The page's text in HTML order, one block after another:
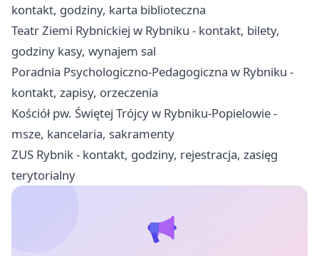
kontakt, godziny, karta biblioteczna
Teatr Ziemi Rybnickiej w Rybniku - kontakt, bilety,
godziny kasy, wynajem sal
Poradnia Psychologiczno-Pedagogiczna w Rybniku -
kontakt, zapisy, orzeczenia
Kościół pw. Świętej Trójcy w Rybniku-Popielowie -
msze, kancelaria, sakramenty
ZUS Rybnik - kontakt, godziny, rejestracja, zasięg
terytorialny